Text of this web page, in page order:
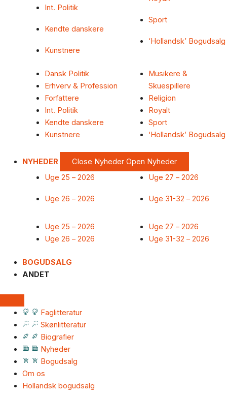
Int. Politik
Kendte danskere
Kunstnere
Sport
‘Hollandsk’ Bogudsalg
Dansk Politik
Erhverv & Profession
Forfattere
Int. Politik
Kendte danskere
Kunstnere
Musikere &
Skuespillere
Religion
Royalt
Sport
‘Hollandsk’ Bogudsalg
NYHEDER Close Nyheder Open Nyheder
Uge 25 – 2026
Uge 26 – 2026
Uge 27 – 2026
Uge 31-32 – 2026
Uge 25 – 2026
Uge 26 – 2026
Uge 27 – 2026
Uge 31-32 – 2026
BOGUDSALG
ANDET
Faglitteratur
Skønlitteratur
Biografier
Nyheder
Bogudsalg
Om os
Hollandsk bogudsalg